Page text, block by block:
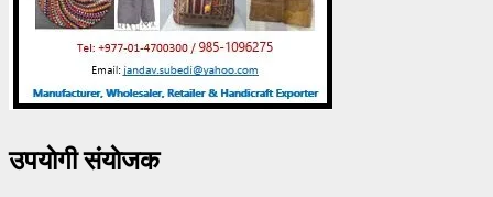
उपयाेगी संयाेजक